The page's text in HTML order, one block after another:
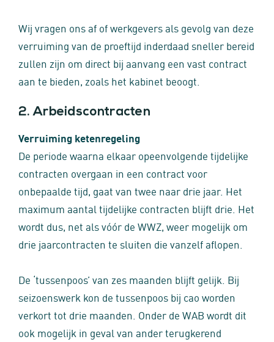
Wij vragen ons af of werkgevers als gevolg van deze
verruiming van de proeftijd inderdaad sneller bereid
zullen zijn om direct bij aanvang een vast contract
aan te bieden, zoals het kabinet beoogt.
2. Arbeidscontracten
Verruiming ketenregeling
De periode waarna elkaar opeenvolgende tijdelijke
contracten overgaan in een contract voor
onbepaalde tijd, gaat van twee naar drie jaar. Het
maximum aantal tijdelijke contracten blijft drie. Het
wordt dus, net als vóór de WWZ, weer mogelijk om
drie jaarcontracten te sluiten die vanzelf aflopen.
De ‘tussenpoos’ van zes maanden blijft gelijk. Bij
seizoenswerk kon de tussenpoos bij cao worden
verkort tot drie maanden. Onder de WAB wordt dit
ook mogelijk in geval van ander terugkerend